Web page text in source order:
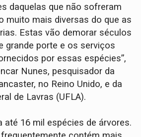
daquelas que não sofreram
muito mais diversas do que as
Estas vão demorar séculos
grande porte e os serviços
por essas espécies”,
Nunes, pesquisador da
no Reino Unido, e da
de Lavras (UFLA).
até 16 mil espécies de árvores.